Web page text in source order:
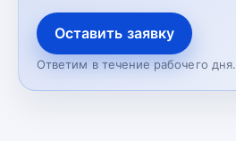
Оставить заявку
Ответим в течение рабочего дня.